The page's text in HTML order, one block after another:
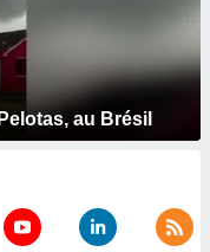
au Brésil